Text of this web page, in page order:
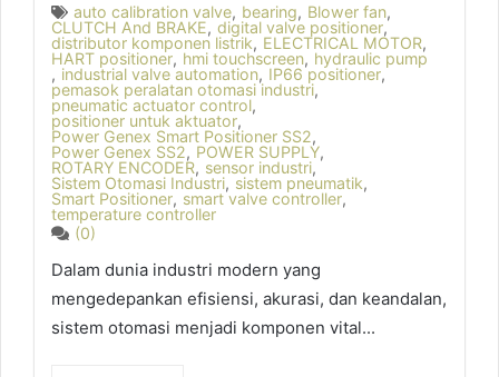
auto calibration valve, bearing, Blower fan,
CLUTCH And BRAKE, digital valve positioner,
distributor komponen listrik, ELECTRICAL MOTOR,
HART positioner, hmi touchscreen, hydraulic pump
, industrial valve automation, IP66 positioner,
pemasok peralatan otomasi industri,
pneumatic actuator control,
positioner untuk aktuator,
Power Genex Smart Positioner SS2,
Power Genex SS2, POWER SUPPLY,
ROTARY ENCODER, sensor industri,
Sistem Otomasi Industri, sistem pneumatik,
Smart Positioner, smart valve controller,
temperature controller
(0)
Dalam dunia industri modern yang
mengedepankan efisiensi, akurasi, dan keandalan,
sistem otomasi menjadi komponen vital...